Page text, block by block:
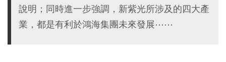
說明；同時進一步強調，新紫光所涉及的四大產
業，都是有利於鴻海集團未來發展⋯⋯